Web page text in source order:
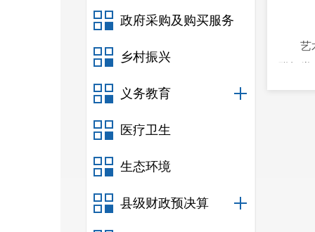
政府采购及购买服务
乡村振兴
义务教育
医疗卫生
生态环境
县级财政预决算
艺
的表演